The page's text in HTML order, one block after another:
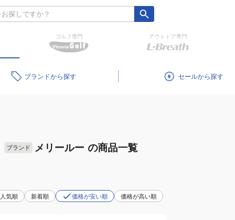
ゴルフ専門 アウトドア専門
ブランド セール
ブランド メリールー の商品一覧
人気順 新着順 価格が安い順 価格が高い順